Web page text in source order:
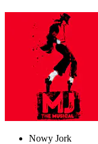
Nowy Jork